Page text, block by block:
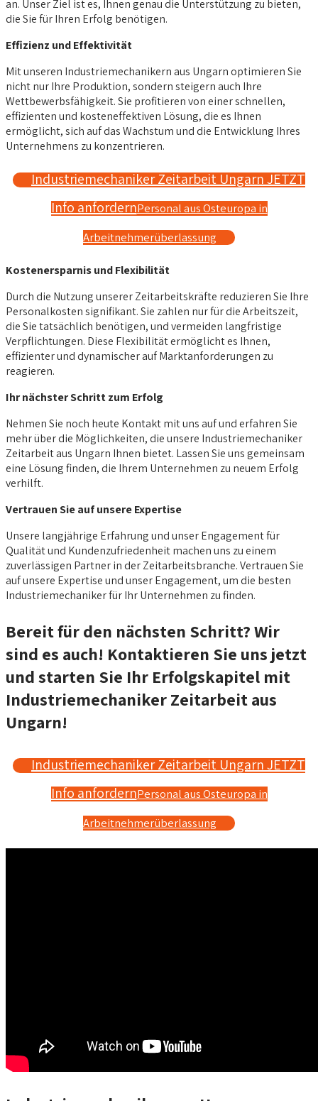
an. Unser Ziel ist es, Ihnen genau die Unterstützung zu bieten,
die Sie für Ihren Erfolg benötigen.
Effizienz und Effektivität
Mit unseren Industriemechanikern aus Ungarn optimieren Sie
nicht nur Ihre Produktion, sondern steigern auch Ihre
Wettbewerbsfähigkeit. Sie profitieren von einer schnellen,
effizienten und kosteneffektiven Lösung, die es Ihnen
ermöglicht, sich auf das Wachstum und die Entwicklung Ihres
Unternehmens zu konzentrieren.
Industriemechaniker Zeitarbeit Ungarn JETZT
Info anfordernPersonal aus Osteuropa in
Arbeitnehmerüberlassung
Kostenersparnis und Flexibilität
Durch die Nutzung unserer Zeitarbeitskräfte reduzieren Sie Ihre
Personalkosten signifikant. Sie zahlen nur für die Arbeitszeit,
die Sie tatsächlich benötigen, und vermeiden langfristige
Verpflichtungen. Diese Flexibilität ermöglicht es Ihnen,
effizienter und dynamischer auf Marktanforderungen zu
reagieren.
Ihr nächster Schritt zum Erfolg
Nehmen Sie noch heute Kontakt mit uns auf und erfahren Sie
mehr über die Möglichkeiten, die unsere Industriemechaniker
Zeitarbeit aus Ungarn Ihnen bietet. Lassen Sie uns gemeinsam
eine Lösung finden, die Ihrem Unternehmen zu neuem Erfolg
verhilft.
Vertrauen Sie auf unsere Expertise
Unsere langjährige Erfahrung und unser Engagement für
Qualität und Kundenzufriedenheit machen uns zu einem
zuverlässigen Partner in der Zeitarbeitsbranche. Vertrauen Sie
auf unsere Expertise und unser Engagement, um die besten
Industriemechaniker für Ihr Unternehmen zu finden.
Bereit für den nächsten Schritt? Wir
sind es auch! Kontaktieren Sie uns jetzt
und starten Sie Ihr Erfolgskapitel mit
Industriemechaniker Zeitarbeit aus
Ungarn!
Industriemechaniker Zeitarbeit Ungarn JETZT
Info anfordernPersonal aus Osteuropa in
Arbeitnehmerüberlassung